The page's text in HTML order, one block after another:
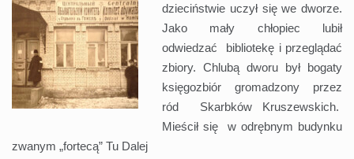
dzieciństwie uczył się we dworze.
Jako mały chłopiec lubił
odwiedzać bibliotekę i przeglądać
zbiory. Chlubą dworu był bogaty
księgozbiór gromadzony przez
ród Skarbków Kruszewskich.
Mieścił się w odrębnym budynku
zwanym „fortecą” Tu Dalej